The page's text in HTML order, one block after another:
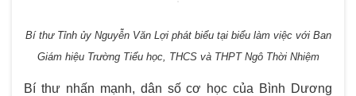
Bí thư Tỉnh ủy Nguyễn Văn Lợi phát biểu tại biểu làm việc với Ban
Giám hiệu Trường Tiểu học, THCS và THPT Ngô Thời Nhiệm
Bí thư nhấn mạnh, dân số cơ học của Bình Dương